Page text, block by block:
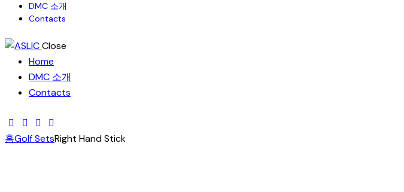
DMC 소개
Contacts
Close
Home
DMC 소개
Contacts
홈Golf SetsRight Hand Stick